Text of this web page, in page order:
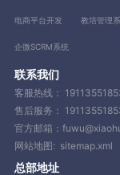
电商平台开发 教培管理
企微SCRM系统
联系我们
客服热线：
售后服务：
官方邮箱：
网站地图: sitemap.xml
总部地址